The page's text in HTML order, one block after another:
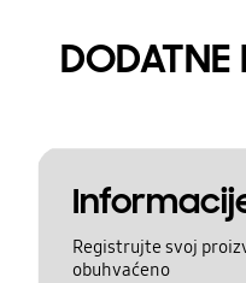
DODATNE
Registrujte svoj
obuhvaćeno